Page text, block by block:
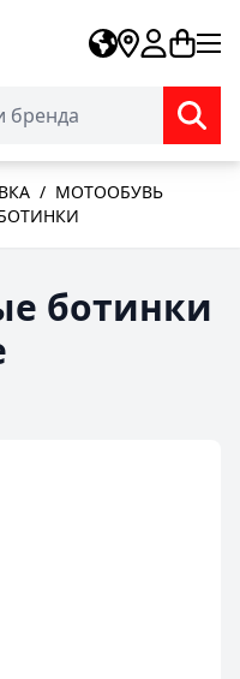
/ МОТООБУВЬ
ботинки